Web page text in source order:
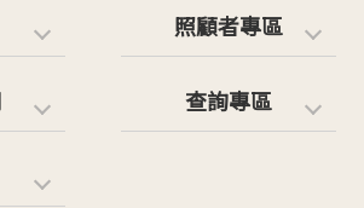
照顧者專區
查詢專區